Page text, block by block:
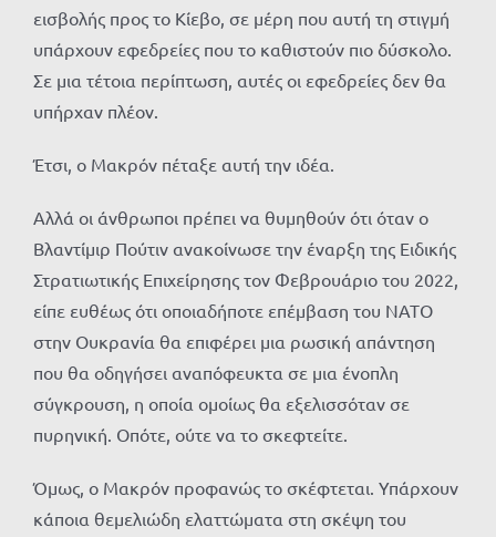
εισβολής προς το Κίεβο, σε μέρη που αυτή τη στιγμή
υπάρχουν εφεδρείες που το καθιστούν πιο δύσκολο.
Σε μια τέτοια περίπτωση, αυτές οι εφεδρείες δεν θα
υπήρχαν πλέον.
Έτσι, ο Μακρόν πέταξε αυτή την ιδέα.
Αλλά οι άνθρωποι πρέπει να θυμηθούν ότι όταν ο
Βλαντίμιρ Πούτιν ανακοίνωσε την έναρξη της Ειδικής
Στρατιωτικής Επιχείρησης τον Φεβρουάριο του 2022,
είπε ευθέως ότι οποιαδήποτε επέμβαση του ΝΑΤΟ
στην Ουκρανία θα επιφέρει μια ρωσική απάντηση
που θα οδηγήσει αναπόφευκτα σε μια ένοπλη
σύγκρουση, η οποία ομοίως θα εξελισσόταν σε
πυρηνική. Οπότε, ούτε να το σκεφτείτε.
Όμως, ο Μακρόν προφανώς το σκέφτεται. Υπάρχουν
κάποια θεμελιώδη ελαττώματα στη σκέψη του